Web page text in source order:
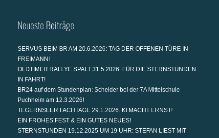
Neueste Beiträge
SERVUS BEIM BR AM 20.6.2026: TAG DER OFFENEN TÜRE IN
FREIMANN!
OLDTIMER RALLYE SPALT 31.5.2026: FÜR DIE STERNSTUNDEN
IN FAHRT!
BR24 auf dem Stundenplan: Scheider bei der 7A Mittelschule
Puchheim am 12.3.2026!
TEGERNSEER FACHTAGE 29.1.2026: KI MACHT ERNST!
EIN FROHES FEST & EIN GUTES NEUES!
STERNSTUNDEN 19.12.2025 UM 19 UHR: STEFAN LIEST MIT